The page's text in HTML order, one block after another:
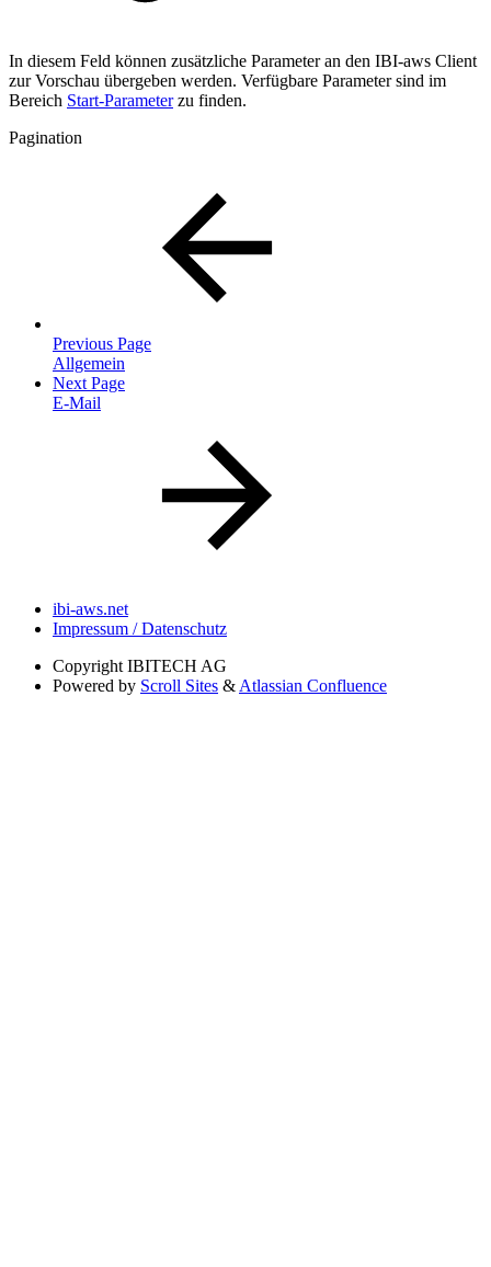
In diesem Feld können zusätzliche Parameter an den IBI-aws Client
zur Vorschau übergeben werden. Verfügbare Parameter sind im
Bereich Start-Parameterzu finden.
Pagination
Previous Page
Allgemein
Next Page
E-Mail
ibi-aws.net
Impressum / Datenschutz
Copyright IBITECH AG
Powered by Scroll Sites & Atlassian Confluence